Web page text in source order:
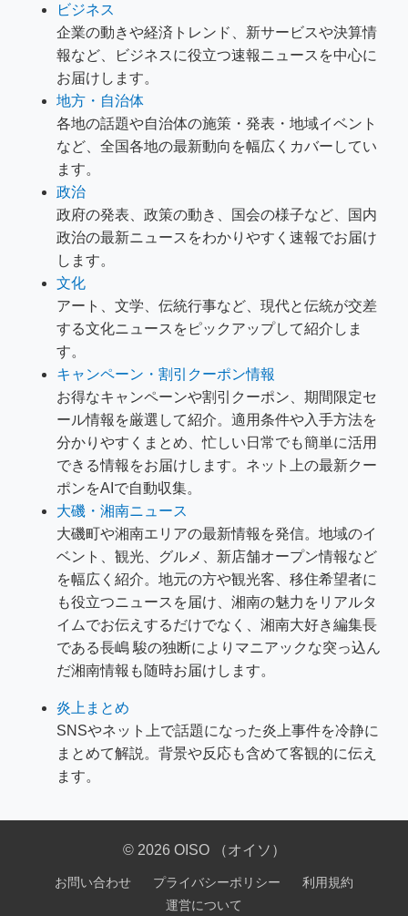
ビジネス
企業の動きや経済トレンド、新サービスや決算情
報など、ビジネスに役立つ速報ニュースを中心に
お届けします。
地方・自治体
各地の話題や自治体の施策・発表・地域イベント
など、全国各地の最新動向を幅広くカバーしてい
ます。
政治
政府の発表、政策の動き、国会の様子など、国内
政治の最新ニュースをわかりやすく速報でお届け
します。
文化
アート、文学、伝統行事など、現代と伝統が交差
する文化ニュースをピックアップして紹介しま
す。
キャンペーン・割引クーポン情報
お得なキャンペーンや割引クーポン、期間限定セ
ール情報を厳選して紹介。適用条件や入手方法を
分かりやすくまとめ、忙しい日常でも簡単に活用
できる情報をお届けします。ネット上の最新クー
ポンをAIで自動収集。
大磯・湘南ニュース
大磯町や湘南エリアの最新情報を発信。地域のイ
ベント、観光、グルメ、新店舗オープン情報など
を幅広く紹介。地元の方や観光客、移住希望者に
も役立つニュースを届け、湘南の魅力をリアルタ
イムでお伝えするだけでなく、湘南大好き編集長
である長嶋 駿の独断によりマニアックな突っ込ん
だ湘南情報も随時お届けします。
炎上まとめ
SNSやネット上で話題になった炎上事件を冷静に
まとめて解説。背景や反応も含めて客観的に伝え
ます。
© 2026 OISO （オイソ）
お問い合わせ プライバシーポリシー
利用規約
運営について